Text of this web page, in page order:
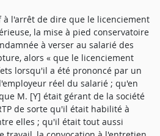
à l'arrêt de dire que le licenciement
la mise à pied conservatoire
à verser au salarié des
alors « que le licenciement
lorsqu'il a été prononcé par un
réel du salarié ; qu'en
M. [Y] était gérant de la société
de sorte qu'il était habilité à
elles ; qu'il était tout aussi